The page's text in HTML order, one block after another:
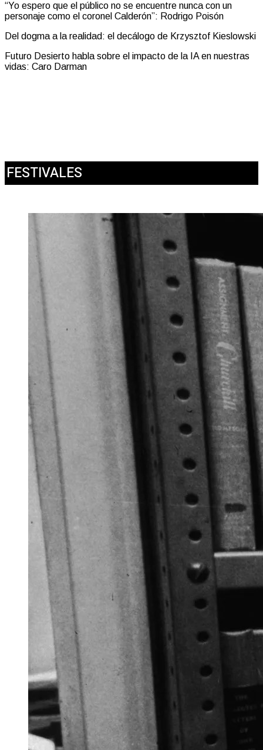
“Yo espero que el público no se encuentre nunca con un
personaje como el coronel Calderón”: Rodrigo Poisón
Del dogma a la realidad: el decálogo de Krzysztof Kieslowski
Futuro Desierto habla sobre el impacto de la IA en nuestras
vidas: Caro Darman
FESTIVALES